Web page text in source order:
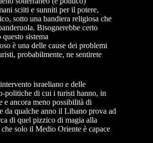
sciiti e sunniti per il potere,
sotto una bandiera religiosa che
Bisognerebbe certo
sistema
è una delle cause dei problemi
probabilmente, ne sentirete
israeliano e delle
politiche di cui i turisti hanno, in
e ancora meno possibilità di
da qualche anno il Libano prova ad
di quel pizzico di magia alla
solo il Medio Oriente è capace